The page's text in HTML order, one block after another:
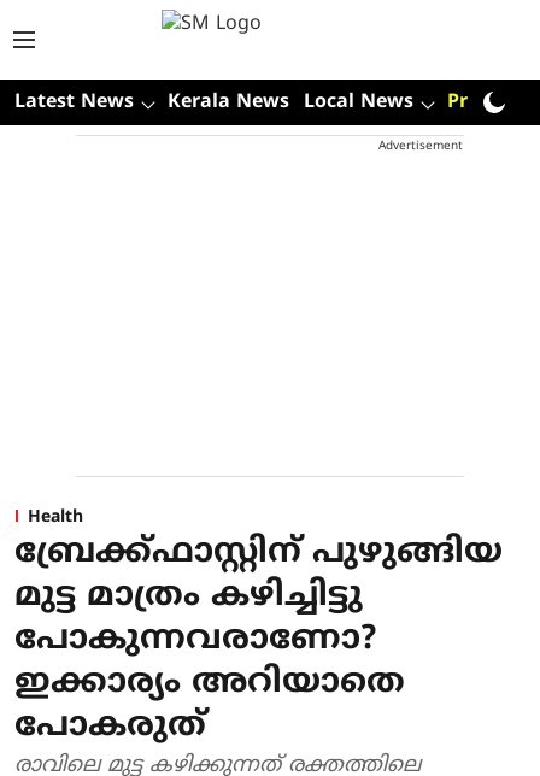
Latest News Kerala News Local News Premium
Advertisement
Health
ബ്രേക്ക്ഫാസ്റ്റിന് പുഴുങ്ങിയ
മുട്ട മാത്രം കഴിച്ചിട്ടു
പോകുന്നവരാണോ?
ഇക്കാര്യം അറിയാതെ
പോകരുത്
രാവിലെ മുട്ട കഴിക്കുന്നത് രക്തത്തിലെ